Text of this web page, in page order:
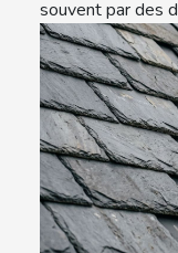
souvent par des